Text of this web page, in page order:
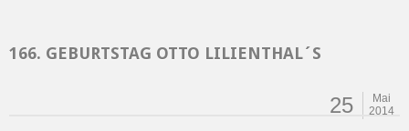
166. GEBURTSTAG OTTO LILIENTHAL´S
25
Mai
2014